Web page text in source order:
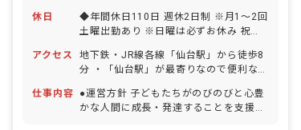
休日
◆年間休日110日 週休2日制 ※月1～2回
土曜出勤あり ※日曜は必ずお休み 祝日
取得率80％／半日単位取得可）※法人実
績 慶弔休暇 産休・育休制度（希望者の
取得・復帰率は共に100％！）※法人実
績 介護休業
アクセス
地下鉄・JR線各線「仙台駅」から徒歩8
分 ・「仙台駅」が最寄りなので便利なお
の道にもコンビニやドラッグストアなど
があり、気軽にお買い物に立ち寄れま
仕事内容
●運営方針 子どもたちがのびのびと心豊
かな人間に成長・発達することを支援